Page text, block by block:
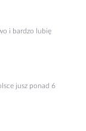
i bardzo lubię
jusz ponad 6